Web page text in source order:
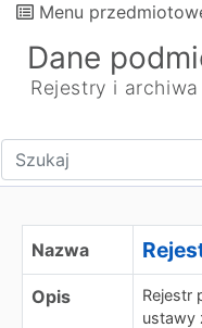
Menu
Dane
Rejestry i archiwa
Wpisz tekst do
Rejestr poborowych
Nazwa
Opis
Rejestr
ustawy